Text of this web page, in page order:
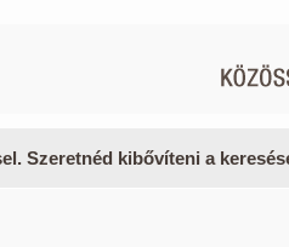
Szeretnéd kibővíteni a